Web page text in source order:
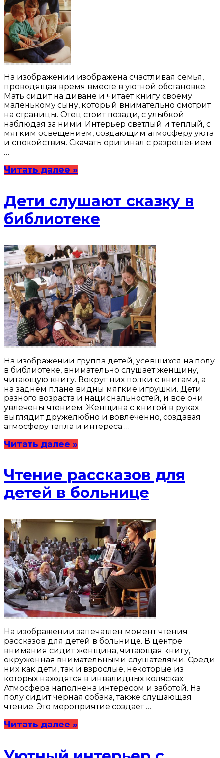
На изображении изображена счастливая семья,
проводящая время вместе в уютной обстановке.
Мать сидит на диване и читает книгу своему
маленькому сыну, который внимательно смотрит
на страницы. Отец стоит позади, с улыбкой
наблюдая за ними. Интерьер светлый и теплый, с
мягким освещением, создающим атмосферу уюта
и спокойствия. Скачать оригинал с разрешением
…
Читать далее »
Дети слушают сказку в
библиотеке
На изображении группа детей, усевшихся на полу
в библиотеке, внимательно слушает женщину,
читающую книгу. Вокруг них полки с книгами, а
на заднем плане видны мягкие игрушки. Дети
разного возраста и национальностей, и все они
увлечены чтением. Женщина с книгой в руках
выглядит дружелюбно и вовлеченно, создавая
атмосферу тепла и интереса …
Читать далее »
Чтение рассказов для
детей в больнице
На изображении запечатлен момент чтения
рассказов для детей в больнице. В центре
внимания сидит женщина, читающая книгу,
окруженная внимательными слушателями. Среди
них как дети, так и взрослые, некоторые из
которых находятся в инвалидных колясках.
Атмосфера наполнена интересом и заботой. На
полу сидит черная собака, также слушающая
чтение. Это мероприятие создает …
Читать далее »